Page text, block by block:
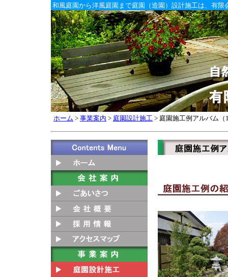
和風庭園から洋風庭園まで庭園（造園）設計施工は、有
ホーム > 事業案内 > 庭園設計施工 > 庭園施工例アルバム（